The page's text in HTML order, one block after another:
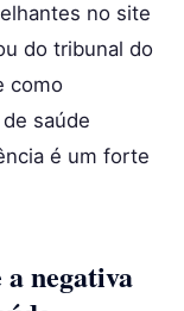
no site
do tribunal do
como
saúde
é um forte
negativa